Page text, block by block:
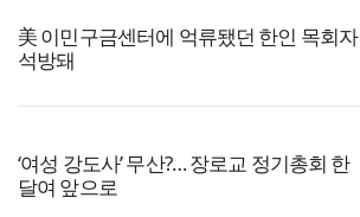
美 이민구금센터에 억류됐던 한인 목회자
석방돼
‘여성 강도사’ 무산?… 장로교 정기총회 한
달여 앞으로